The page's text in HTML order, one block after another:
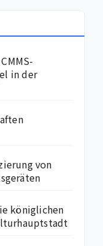
in der
von
königlichen